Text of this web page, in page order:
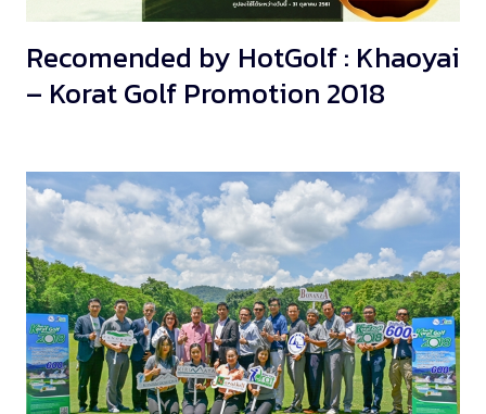
Recomended by HotGolf : Khaoyai
– Korat Golf Promotion 2018